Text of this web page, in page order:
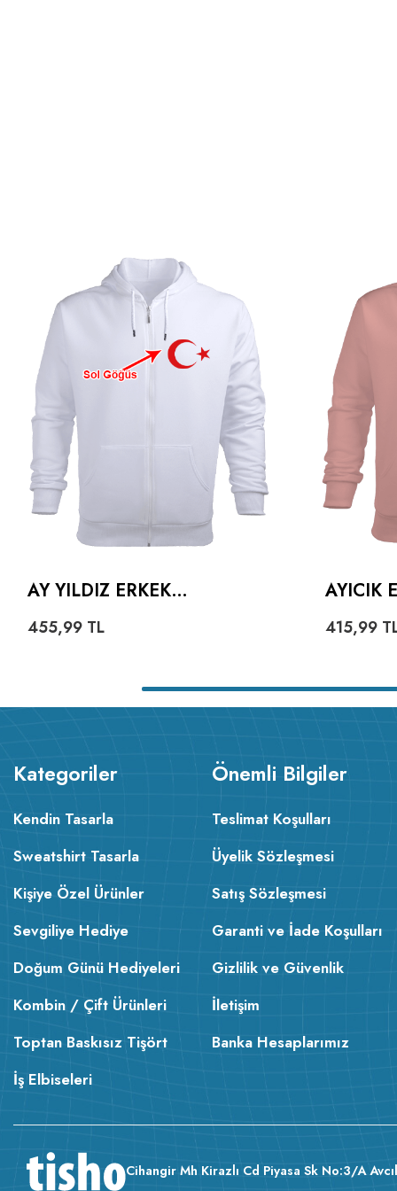
AY YILDIZ ERKEK
455,99 TL
AYICIK
415,99
Kategoriler
Kendin Tasarla
Sweatshirt Tasarla
Kişiye Özel Ürünler
Sevgiliye Hediye
Doğum Günü Hediyeleri
Kombin / Çift Ürünleri
Toptan Baskısız Tişört
İş Elbiseleri
Önemli Bilgiler
Teslimat Koşulları
Üyelik Sözleşmesi
Satış Sözleşmesi
Garanti ve İade Koşulları
Gizlilik ve Güvenlik
İletişim
Banka Hesaplarımız
Cihangir Mh Kirazlı Cd Piyasa Sk No:3/A